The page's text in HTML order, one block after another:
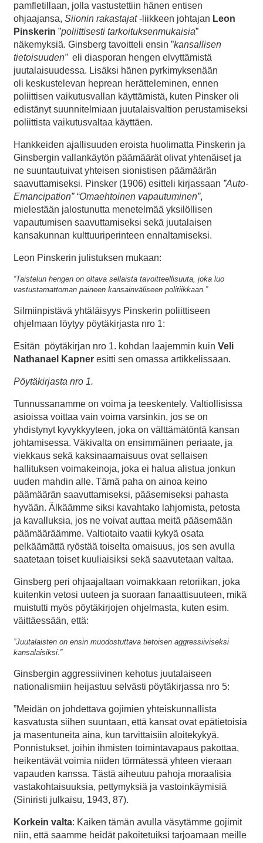
pamfletillaan, jolla vastustettiin hänen entisen
ohjaajansa, Siionin rakastajat-liikkeen johtajan Leon
Pinskerin ”poliittisesti tarkoituksenmukaisia”
näkemyksiä. Ginsberg tavoitteli ensin ”kansallisen
tietoisuuden”eli diasporan hengen elvyttämistä
juutalaisuudessa. Lisäksi hänen pyrkimyksenään
oli keskustelevan heprean herätteleminen, ennen
poliittisen vaikutusvallan käyttämistä, kuten Pinsker oli
edistänyt suunnitelmiaan juutalaisvaltion perustamiseksi
poliittista vaikutusvaltaa käyttäen.
Hankkeiden ajallisuuden eroista huolimatta Pinskerin ja
Ginsbergin vallankäytön päämäärät olivat yhtenäiset ja
ne suuntautuivat yhteisen sionistisen päämäärän
saavuttamiseksi. Pinsker (1906) esitteli kirjassaan ”Auto-
Emancipation” “Omaehtoinen vapautuminen”,
mielestään jalostunutta menetelmää yksilöllisen
vapautumisen saavuttamiseksi sekä juutalaisen
kansakunnan kulttuuriperinteen ennaltamiseksi.
Leon Pinskerin julistuksen mukaan:
“Taistelun hengen on oltava sellaista tavoitteellisuuta, joka luo
vastustamattoman paineen kansainväliseen politiikkaan.”
Silmiinpistävä yhtäläisyys Pinskerin poliittiseen
ohjelmaan löytyy pöytäkirjasta nro 1:
Esitän pöytäkirjan nro 1. kohdan laajemmin kuin Veli
Nathanael Kapner esitti sen omassa artikkelissaan.
Pöytäkirjasta nro 1.
Tunnussanamme on voima ja teeskentely. Valtiollisissa
asioissa voittaa vain voima varsinkin, jos se on
yhdistynyt kyvykkyyteen, joka on välttämätöntä kansan
johtamisessa. Väkivalta on ensimmäinen periaate, ja
viekkaus sekä kaksinaamaisuus ovat sellaisen
hallituksen voimakeinoja, joka ei halua alistua jonkun
uuden mahdin alle. Tämä paha on ainoa keino
päämäärän saavuttamiseksi, pääsemiseksi pahasta
hyvään. Älkäämme siksi kavahtako lahjomista, petosta
ja kavalluksia, jos ne voivat auttaa meitä pääsemään
päämääräämme. Valtiotaito vaatii kykyä osata
pelkäämättä ryöstää toiselta omaisuus, jos sen avulla
saatetaan toiset kuuliaisiksi sekä saavutetaan valtaa.
Ginsberg peri ohjaajaltaan voimakkaan retoriikan, joka
kuitenkin vetosi uuteen ja suoraan fanaattisuuteen, mikä
muistutti myös pöytäkirjojen ohjelmasta, kuten esim.
väittäessään, että:
”Juutalaisten on ensin muodostuttava tietoisen aggressiiviseksi
kansalaisiksi.”
Ginsbergin aggressiivinen kehotus juutalaiseen
nationalismiin heijastuu selvästi pöytäkirjassa nro 5:
”Meidän on johdettava gojimien yhteiskunnallista
kasvatusta siihen suuntaan, että kansat ovat epätietoisia
ja masentuneita aina, kun tarvittaisiin aloitekykyä.
Ponnistukset, joihin ihmisten toimintavapaus pakottaa,
heikentävät voimia niiden törmätessä yhteen vieraan
vapauden kanssa. Tästä aiheutuu pahoja moraalisia
vastakohtaisuuksia, pettymyksiä ja vastoinkäymisiä
(Siniristi julkaisu, 1943, 87).
Korkein valta: Kaiken tämän avulla väsytämme gojimit
niin, että saamme heidät pakoitetuiksi tarjoamaan meille